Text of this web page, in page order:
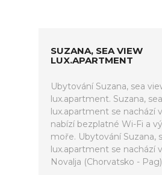
SUZANA, SEA VIEW
LUX.APARTMENT
Ubytování Suzana, sea
lux.apartment. Suzana,
lux.apartment se nachází
nabízí bezplatné Wi-Fi a
moře. Ubytování Suzana,
lux.apartment se nachází
Novalja (Chorvatsko -